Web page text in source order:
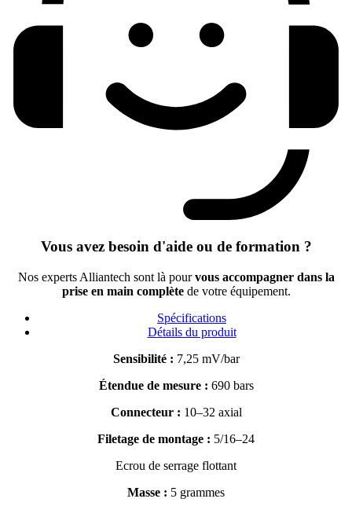
Vous avez besoin d'aide ou de formation ?
Nos experts Alliantech sont là pourvous accompagner dans la
prise en main complètede votre équipement.
Spécifications
Détails du produit
Sensibilité : 7,25 mV/bar
Étendue de mesure : 690 bars
Connecteur : 10–32 axial
Filetage de montage : 5/16–24
Ecrou de serrage flottant
Masse : 5 grammes